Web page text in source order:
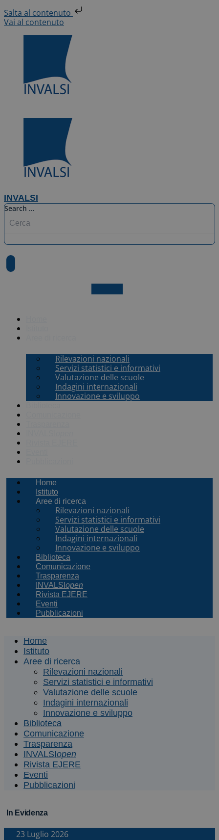
Salta al contenuto
Vai al contenuto
INVALSI
Search ...
Rilevazioni nazionali
Servizi statistici e informativi
Valutazione delle scuole
Indagini internazionali
Innovazione e sviluppo
Home
Istituto
Aree di ricerca
Rilevazioni nazionali
Servizi statistici e informativi
Valutazione delle scuole
Indagini internazionali
Innovazione e sviluppo
Biblioteca
Comunicazione
Trasparenza
INVALSI open
Rivista EJERE
Eventi
Pubblicazioni
Home
Istituto
Aree di ricerca
Rilevazioni nazionali
Servizi statistici e informativi
Valutazione delle scuole
Indagini internazionali
Innovazione e sviluppo
Biblioteca
Comunicazione
Trasparenza
INVALSIopen
Rivista EJERE
Eventi
Pubblicazioni
In Evidenza
23 Luglio 2026